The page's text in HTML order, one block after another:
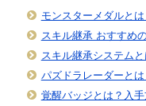
モンスターメダルと
スキル継承 おすすめ
スキル継承システムと
パズドラレーダーと
覚醒バッジとは？入